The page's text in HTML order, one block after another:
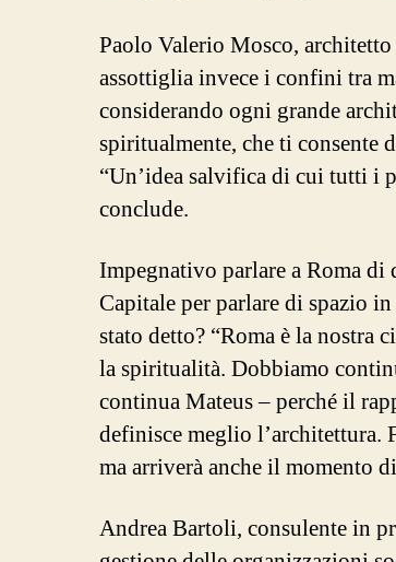
Paolo Valerio Mosco,
assottiglia invece i confini tra
considerando ogni grande
spiritualmente, che ti consente
“Un’idea salvifica di cui tutti i
conclude.
Impegnativo parlare a Roma
Capitale per parlare di spazio
stato detto? “Roma è la
la spiritualità. Dobbiamo
continua Mateus – perché il
definisce meglio l’architettura.
ma arriverà anche il momento
Andrea Bartoli, consulente in